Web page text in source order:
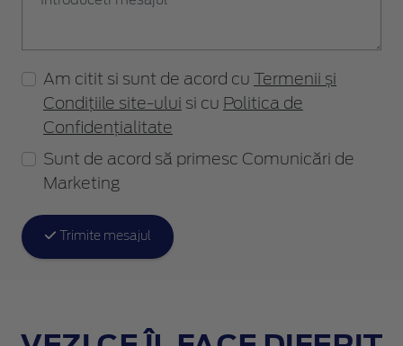
Am citit si sunt de acord cu
Termenii și
Condițiile site-ului si cu Politica de
Confidențialitate
Sunt de acord să primesc Comunicări de
Marketing
Trimite mesajul